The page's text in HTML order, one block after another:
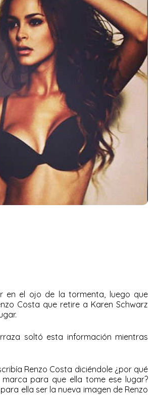
en el ojo de la tormenta, luego que
Costa que retire a Karen Schwarz
soltó esta información mientras
Renzo Costa diciéndole ¿por qué
para que ella tome ese lugar?
ella ser la nueva imagen de Renzo